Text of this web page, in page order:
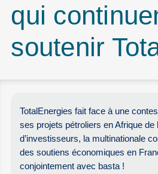
qui
soutenir
TotalEnergies fait face à une
ses projets pétroliers en Afrique de
d’investisseurs, la multinationale
des soutiens économiques en
conjointement avec basta !